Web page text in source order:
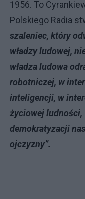
1956. To
Polskiego Radia
szaleniec, który
władzy ludowej,
władza ludowa
robotniczej, w
inteligencji, w
życiowej ludności,
demokratyzacji
ojczyzny”.